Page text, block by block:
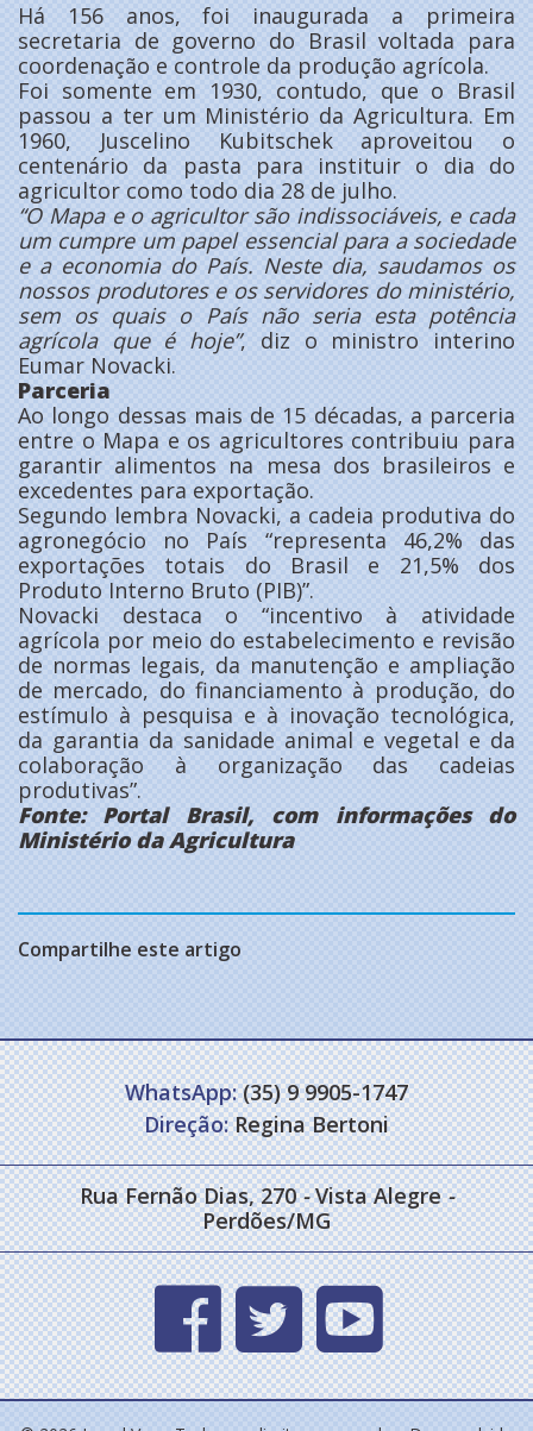
Há 156 anos, foi inaugurada a primeira
secretaria de governo do Brasil voltada para
coordenação e controle da produção agrícola.
Foi somente em 1930, contudo, que o Brasil
passou a ter um Ministério da Agricultura. Em
1960, Juscelino Kubitschek aproveitou o
centenário da pasta para instituir o dia do
agricultor como todo dia 28 de julho.
“O Mapa e o agricultor são indissociáveis, e cada
um cumpre um papel essencial para a sociedade
e a economia do País. Neste dia, saudamos os
nossos produtores e os servidores do ministério,
sem os quais o País não seria esta potência
agrícola que é hoje”, diz o ministro interino
Eumar Novacki.
Parceria
Ao longo dessas mais de 15 décadas, a parceria
entre o Mapa e os agricultores contribuiu para
garantir alimentos na mesa dos brasileiros e
excedentes para exportação.
Segundo lembra Novacki, a cadeia produtiva do
agronegócio no País “representa 46,2% das
exportações totais do Brasil e 21,5% dos
Produto Interno Bruto (PIB)”.
Novacki destaca o “incentivo à atividade
agrícola por meio do estabelecimento e revisão
de normas legais, da manutenção e ampliação
de mercado, do financiamento à produção, do
estímulo à pesquisa e à inovação tecnológica,
da garantia da sanidade animal e vegetal e da
colaboração à organização das cadeias
produtivas”.
Fonte: Portal Brasil, com informações do
Ministério da Agricultura
Compartilhe este artigo
WhatsApp:(35) 9 9905-1747
Direção:Regina Bertoni
Rua Fernão Dias, 270- Vista Alegre-
Perdões/MG